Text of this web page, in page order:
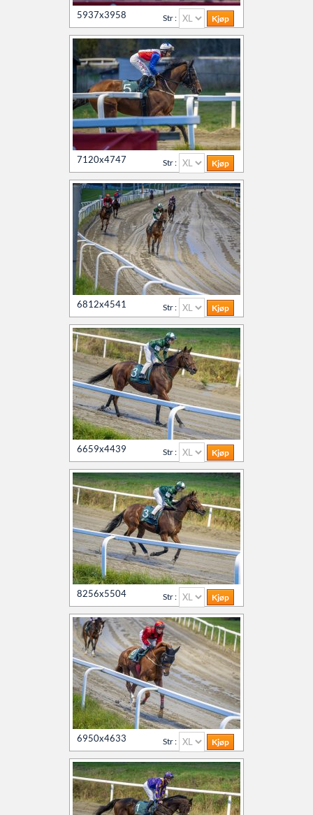
Agria Oslo Horse Show 2023
Øvrevoll løpsdager
Øvrevoll treningsdager
5937x3958 Str :
7120x4747 Str :
6812x4541 Str :
6659x4439 Str :
8256x5504 Str :
6950x4633 Str :